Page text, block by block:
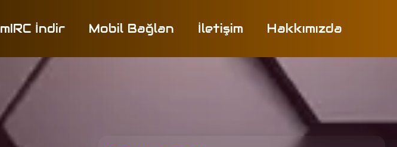
mIRC İndir Mobil Bağlan İletişim Hakkımızda